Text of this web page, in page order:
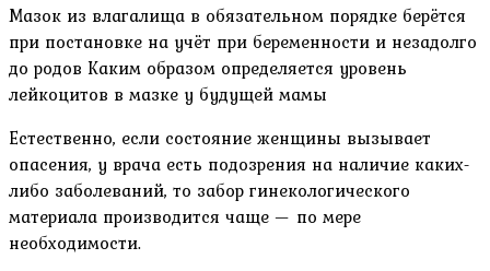
Мазок из влагалища в обязательном порядке берётся
при постановке на учёт при беременности и незадолго
до родов Каким образом определяется уровень
лейкоцитов в мазке у будущей мамы
Естественно, если состояние женщины вызывает
опасения, у врача есть подозрения на наличие каких-
либо заболеваний, то забор гинекологического
материала производится чаще — по мере
необходимости.